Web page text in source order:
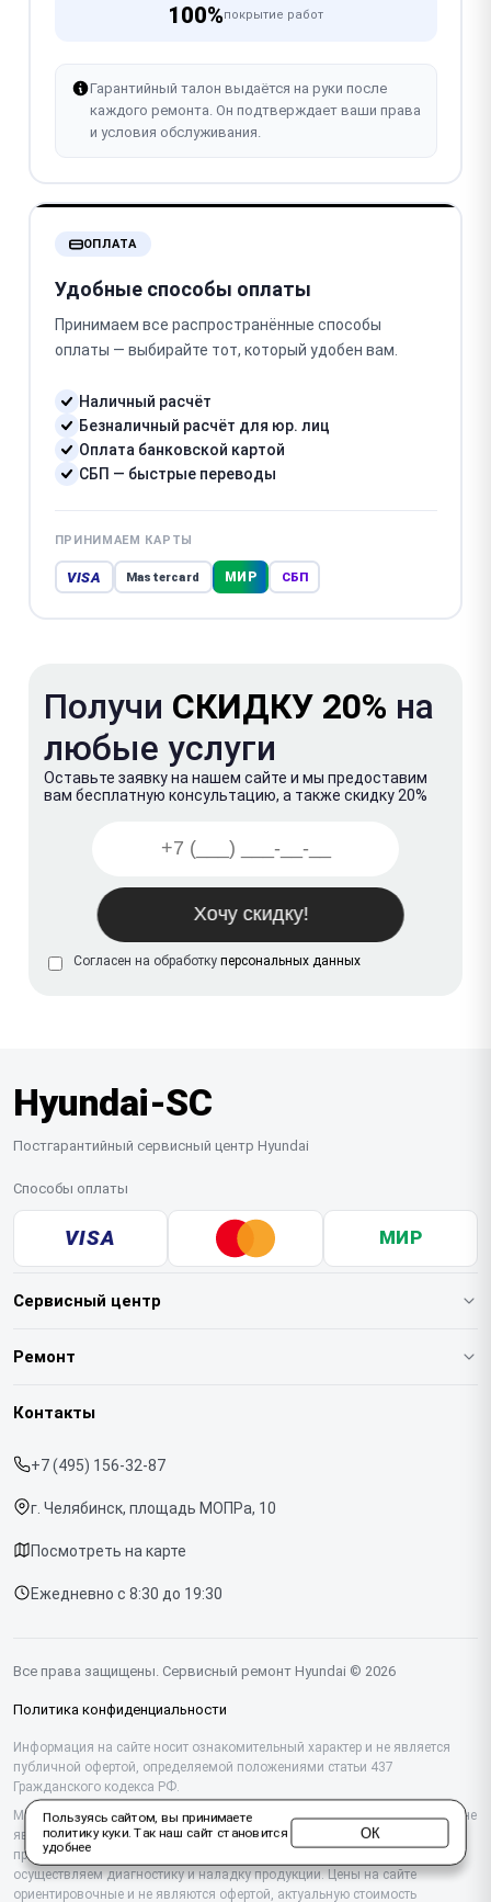
100%покрытие работ
Гарантийный талон выдаётся на руки после
каждого ремонта. Он подтверждает ваши права
и условия обслуживания.
ОПЛАТА
Удобные способы оплаты
Принимаем все распространённые способы
оплаты — выбирайте тот, который удобен вам.
Наличный расчёт
Безналичный расчёт для юр. лиц
Оплата банковской картой
СБП — быстрые переводы
ПРИНИМАЕМ КАРТЫ
VISA Mastercard МИР СБП
Получи СКИДКУ 20% на
любые услуги
Оставьте заявку на нашем сайте и мы предоставим
вам бесплатную консультацию, а также скидку 20%
Согласен на обработку персональных данных
Hyundai-SC
Постгарантийный сервисный центр Hyundai
Способы оплаты
VISA МИР
Сервисный центр
О нашем сервисе
Срочный ремонт
Доставка и способы оплаты
Диагностика
Контакты
Ремонт
Варочных панелей
Посудомоечных машин
Саундбаров
Стиральных машин
Контакты
+7 (495) 156-32-87
г. Челябинск, площадь МОПРа, 10
Посмотреть на карте
Ежедневно с 8:30 до 19:30
Все права защищены. Сервисный ремонт Hyundai © 2026
Политика конфиденциальности
Информация на сайте носит ознакомительный характер и не является
публичной офертой, определяемой положениями статьи 437
Гражданского кодекса РФ.
Мы специализируемся на обслуживании и ремонте техники Hyundai, но не
являемся их официальным представителем. Предоставляем
профессиональные услуги после истечения гарантии, а также
осуществляем диагностику и наладку продукции. Цены на сайте
ориентировочные и не являются офертой, актуальную стоимость
Пользуясь сайтом, вы принимаете
политику куки. Так наш сайт становится
удобнее
ОК